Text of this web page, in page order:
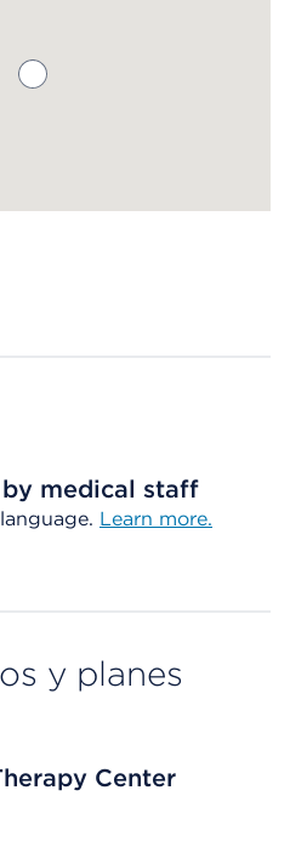
medical staff
Learn more.
y planes
Center